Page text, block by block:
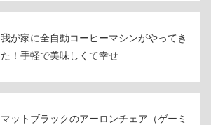
我が家に全自動コーヒーマシンがやってき
た！手軽で美味しくて幸せ
マットブラックのアーロンチェア（ゲーミ